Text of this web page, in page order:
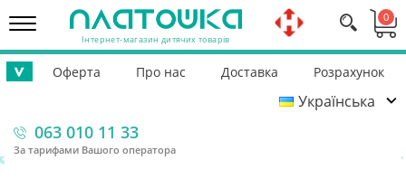
> Оферта Про нас Доставка
Розрахунок
Допомога ЗСУ
Українська
063 010 11 33
За тарифами Вашого оператора
Інтернет-магазин дитячих товарів
0